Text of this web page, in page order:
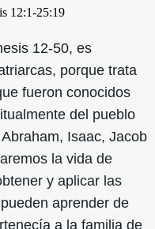
12:1-25:19
12-50, es
porque trata
fueron conocidos
del pueblo
Isaac, Jacob
la vida de
y aplicar las
aprender de
a la familia de